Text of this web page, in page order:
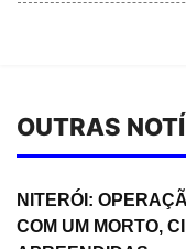
OUTRAS
NITERÓI:
COM UM MORTO,